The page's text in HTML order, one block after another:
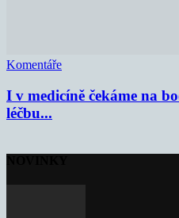
Komentáře
I v medicíně čekáme na
léčbu...